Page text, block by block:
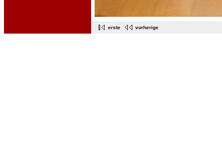
erste vorherige